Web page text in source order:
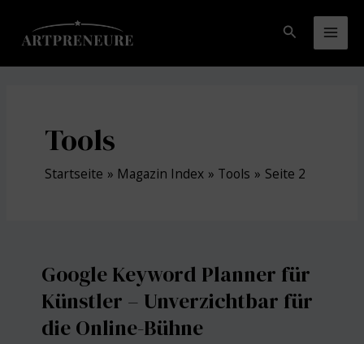
Inhalt
springen
Suchen
Tools
Startseite Magazin Index Tools Seite 2
Google Keyword Planner für
Künstler – Unverzichtbar für
die Online-Bühne